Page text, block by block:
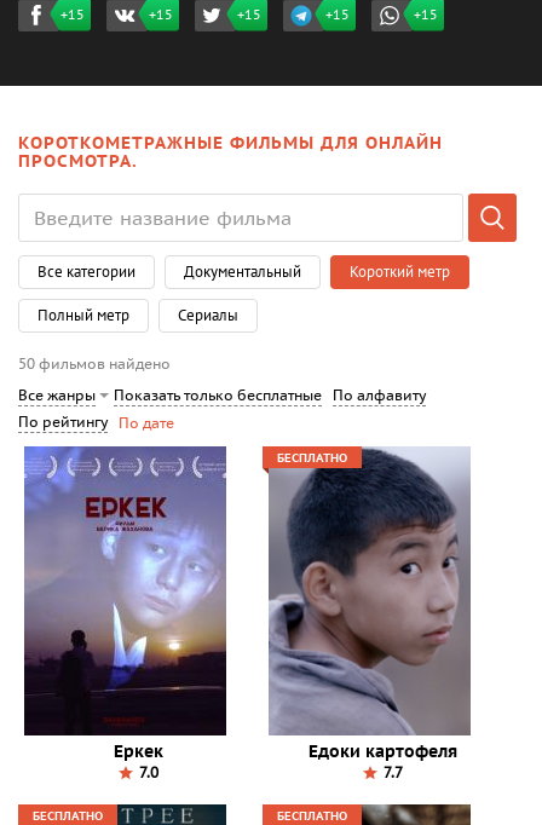
+15 +15 +15 +15 +15
КОРОТКОМЕТРАЖНЫЕ ФИЛЬМЫ ДЛЯ ОНЛАЙН
ПРОСМОТРА.
Все категории Документальный Короткий метр
Полный метр Сериалы
50 фильмов найдено
Все жанры
Показать только бесплатные
По алфавиту
По рейтингу
По дате
Еркек
7.0
БЕСПЛАТНО
Едоки картофеля
7.7
БЕСПЛАТНО БЕСПЛАТНО